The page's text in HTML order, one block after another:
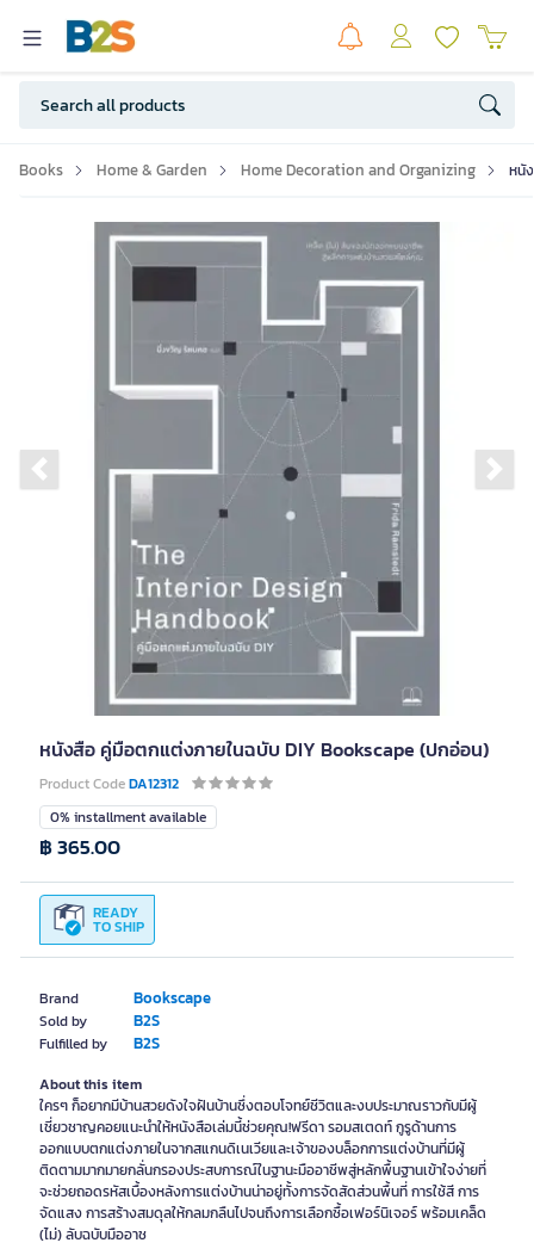
Books Home & Garden Home Decoration and Organizing หนั
Previous slide
หนังสือ คู่มือตกแต่งภายในฉบับ DIY Bookscape (ปกอ่อน)
Product CodeDA12312
Brand Bookscape
Sold by B2S
Fulfilled by B2S
0% installment available
READY
TO SHIP
฿ 365.00
About this item
ใครๆ ก็อยากมีบ้านสวยดังใจฝันบ้านซึ่งตอบโจทย์ชีวิตและงบประมาณราวกับมีผู้
เชี่ยวชาญคอยแนะนำให้หนังสือเล่มนี้ช่วยคุณ!ฟรีดา รอมสเตดท์ กูรูด้านการ
ออกแบบตกแต่งภายในจากสแกนดิเนเวียและเจ้าของบล็อกการแต่งบ้านที่มีผู้
ติดตามมากมายกลั่นกรองประสบการณ์ในฐานะมืออาชีพสู่หลักพื้นฐานเข้าใจง่ายที่
จะช่วยถอดรหัสเบื้องหลังการแต่งบ้านน่าอยู่ทั้งการจัดสัดส่วนพื้นที่ การใช้สี การ
จัดแสง การสร้างสมดุลให้กลมกลืนไปจนถึงการเลือกซื้อเฟอร์นิเจอร์ พร้อมเคล็ด
(ไม่) ลับฉบับมืออาช